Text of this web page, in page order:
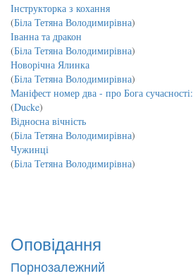
Інструкторка з кохання
(Біла Тетяна Володимирівна)
Іванна та дракон
(Біла Тетяна Володимирівна)
Новорічна Ялинка
(Біла Тетяна Володимирівна)
Маніфест номер два - про Бога сучасності:
(Ducke)
Відносна вічність
(Біла Тетяна Володимирівна)
Чужинці
(Біла Тетяна Володимирівна)
Оповідання
Порнозалежний